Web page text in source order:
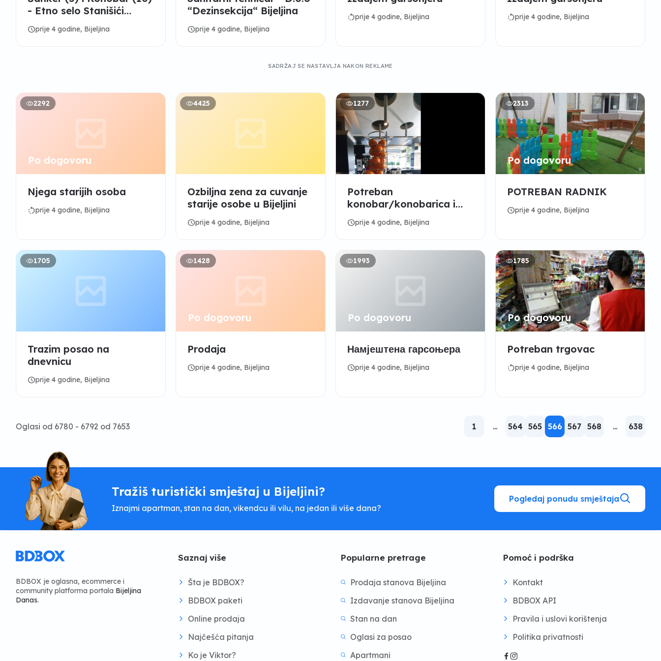
- Etno selo Stanišići
Bijeljina
scheduleprije 4 godine, Bijeljina
“Dezinsekcija“ Bijeljina
scheduleprije 4 godine, Bijeljina
rotate_leftprije 4 godine, Bijeljina rotate_leftprije 4 godine, Bijeljina
SADRŽAJ SE NASTAVLJA NAKON REKLAME
2292
Po dogovoru
Njega starijih osoba
rotate_leftprije 4 godine, Bijeljina
4425
Ozbiljna zena za cuvanje
starije osobe u Bijeljini
scheduleprije 4 godine, Bijeljina
1277
Potreban
konobar/konobarica i
kuvar /kuvarica za rad u
Cafe La Bella Maria
scheduleprije 4 godine, Bijeljina
2313
Po dogovoru
POTREBAN RADNIK
scheduleprije 4 godine, Bijeljina
1705
Trazim posao na
dnevnicu
scheduleprije 4 godine, Bijeljina
1428
Po dogovoru
Prodaja
scheduleprije 4 godine, Bijeljina
1993
Po dogovoru
Намјештена гарсоњера
scheduleprije 4 godine, Bijeljina
1785
Po dogovoru
Potreban trgovac
rotate_leftprije 4 godine, Bijeljina
Oglasi od 6780 - 6792 od 7653 1 ... 564 565 566 567 568 ... 638
Tražiš turistički smještaj u Bijeljini?
Iznajmi apartman, stan na dan, vikendcu ili vilu, na jedan ili više dana?
Pogledaj ponudu smještaja
BDBOX je oglasna, ecommerce i
community platforma portala Bijeljina
Danas.
Saznaj više
Šta je BDBOX?
BDBOX paketi
Online prodaja
Najčešća pitanja
Ko je Viktor?
Popularne pretrage
Prodaja stanova Bijeljina
Izdavanje stanova Bijeljina
Stan na dan
Oglasi za posao
Apartmani
Pomoć i podrška
Kontakt
BDBOX API
Pravila i uslovi korištenja
Politika privatnosti